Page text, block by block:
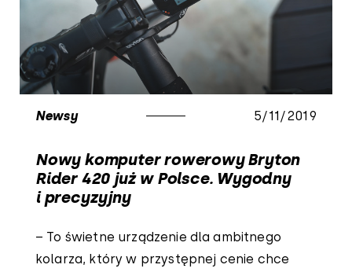
Newsy 5/11/2019
Nowy komputer rowerowy Bryton
Rider 420 już w Polsce. Wygodny
i precyzyjny
– To świetne urządzenie dla ambitnego
kolarza, który w przystępnej cenie chce